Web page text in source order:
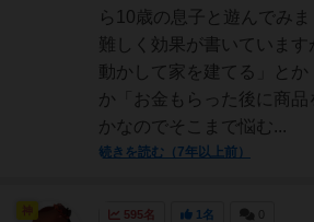
ら10歳の息子と遊んでみ
難しく効果が書いていま
動かして家を建てる」と
か「お金もらった後に商品
かなのでそこまで悩む...
続きを読む（7年以上前）
595名 1名